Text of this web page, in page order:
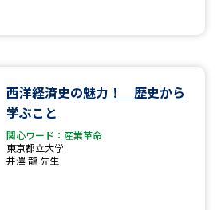
を調べる
奨学金・特待生制度特集
進路の３択
西洋経済史の魅力！ 歴史から
学ぶこと
関心ワード：産業革命
東京都立大学
井澤 龍 先生